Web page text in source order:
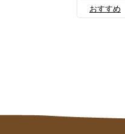
おすすめ